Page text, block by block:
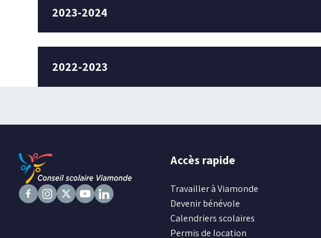
2023-2024
2022-2023
Accès rapide
Travailler à Viamonde
Devenir bénévole
Calendriers scolaires
Permis de location